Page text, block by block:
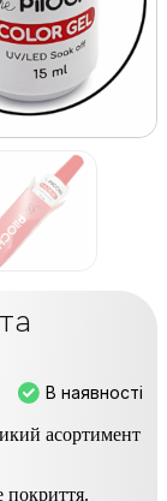
В наявності
асортимент
покриття.